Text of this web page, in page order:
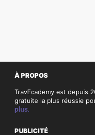
À PROPOS
TravEcademy est depuis
gratuite la plus réussie
plus.
PUBLICITÉ